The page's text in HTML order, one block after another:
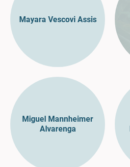
Mayara Vescovi Assis
Miguel Mannheimer
Alvarenga